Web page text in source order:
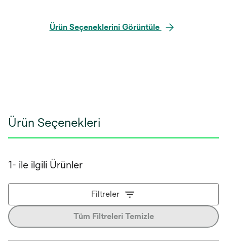
Ürün Seçeneklerini Görüntüle
Ürün Seçenekleri
1- ile ilgili Ürünler
Filtreler
Tüm Filtreleri Temizle